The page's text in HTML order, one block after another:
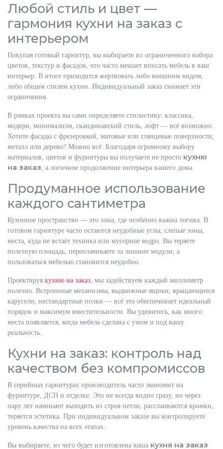
Любой стиль и цвет —
гармония кухни на заказ с
интерьером
Покупая готовый гарнитур, вы выбираете из ограниченного набора
цветов, текстур и фасадов, что часто мешает вписать мебель в ваш
интерьер. В итоге приходится жертвовать либо внешним видом,
либо общим стилем кухни. Индивидуальный заказ снимает эти
ограничения.
В рамках проекта вы сами определяете стилистику: классика,
модерн, минимализм, скандинавский стиль, лофт — всё возможно.
Хотите фасады с фрезеровкой, матовые или глянцевые поверхности,
металл или дерево? Можно всё. Благодаря огромному выбору
материалов, цветов и фурнитуры вы получаете не просто кухню
на заказ , а логичное продолжение интерьера вашего дома.
Продуманное использование
каждого сантиметра
Кухонное пространство — это зона, где особенно важна логика. В
готовом гарнитуре часто остаются неудобные углы, слепые зоны,
места, куда не встаёт техника или мусорное ведро. Вы теряете
полезную площадь, переплачиваете за лишние модули, а
пользоваться мебелью становится неудобно.
Проектируя кухню на заказ , мы задействуем каждый миллиметр
полезно. Встроенные механизмы, выдвижные ящики, вращающиеся
карусели, нестандартные полки — всё это обеспечивает идеальный
порядок и максимум вместительности. Вы удивитесь, как много
места появляется, когда мебель сделана с умом и под вашу
реальность.
Кухни на заказ: контроль над
качеством без компромиссов
В серийных гарнитурах производитель часто экономит на
фурнитуре, ДСП и отделке. Это не всегда видно сразу, но через
пару лет начинают выходить из строя петли, расслаиваются кромки,
теряется эстетика. При индивидуальном заказе вы контролируете
уровень качества на всех этапах.
Вы выбираете, из чего будет изготовлена ваша кухня на заказ